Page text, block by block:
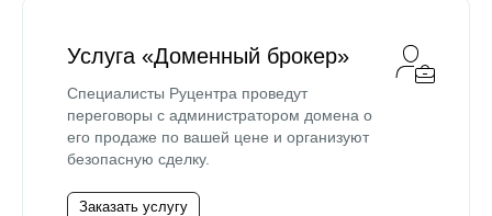
Услуга «Доменный брокер»
Специалисты Руцентра проведут
переговоры с администратором домена о
его продаже по вашей цене и организуют
безопасную сделку.
Заказать услугу